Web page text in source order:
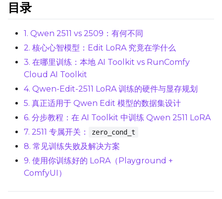
Linear Rank
Data Type
BF16
Save Every
目录
1. Qwen 2511 vs 2509：有何不同
2. 核心心智模型：Edit LoRA 究竟在学什么
3. 在哪里训练：本地 AI Toolkit vs RunComfy
Cloud AI Toolkit
4. Qwen-Edit-2511 LoRA 训练的硬件与显存规划
5. 真正适用于 Qwen Edit 模型的数据集设计
6. 分步教程：在 AI Toolkit 中训练 Qwen 2511 LoRA
7. 2511 专属开关：
zero_cond_t
8. 常见训练失败及解决方案
9. 使用你训练好的 LoRA（Playground +
ComfyUI）